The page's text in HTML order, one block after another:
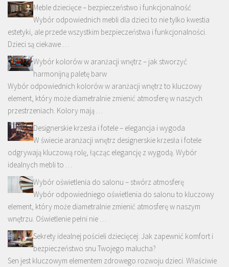
Meble dziecięce – bezpieczeństwo i funkcjonalność
Wybór odpowiednich mebli dla dzieci to nie tylko kwestia
estetyki, ale przede wszystkim bezpieczeństwa i funkcjonalności.
Dzieci są ciekawe …
Wybór kolorów w aranżacji wnętrz – jak stworzyć
harmonijną paletę barw
Wybór odpowiednich kolorów w aranżacji wnętrz to kluczowy
element, który może diametralnie zmienić atmosferę w naszych
przestrzeniach. Kolory mają …
Designerskie krzesła i fotele – elegancja i wygoda
W świecie aranżacji wnętrz designerskie krzesła i fotele
odgrywają kluczową rolę, łącząc elegancję z wygodą. Wybór
idealnych mebli to …
Wybór oświetlenia do salonu – stwórz atmosferę
Wybór odpowiedniego oświetlenia do salonu to kluczowy
element, który może diametralnie zmienić atmosferę w naszym
wnętrzu. Oświetlenie pełni nie …
Sekrety idealnej pościeli dziecięcej: Jak zapewnić komfort i
bezpieczeństwo snu Twojego malucha?
Sen jest kluczowym elementem zdrowego rozwoju dzieci. Właściwie